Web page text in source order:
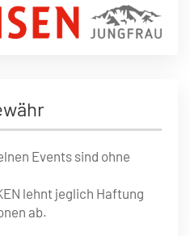
Events sind ohne
lehnt jeglich Haftung
ab.